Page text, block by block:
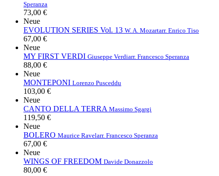
Speranza
73,00 €
Neue
EVOLUTION SERIES Vol. 13 W. A. Mozartarr. Enrico Tiso
67,00 €
Neue
MY FIRST VERDI Giuseppe Verdiarr. Francesco Speranza
88,00 €
Neue
MONTEPONI Lorenzo Pusceddu
103,00 €
Neue
CANTO DELLA TERRA Massimo Sgargi
119,50 €
Neue
BOLERO Maurice Ravelarr. Francesco Speranza
67,00 €
Neue
WINGS OF FREEDOM Davide Donazzolo
80,00 €